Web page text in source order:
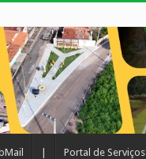
Portal de Serviços